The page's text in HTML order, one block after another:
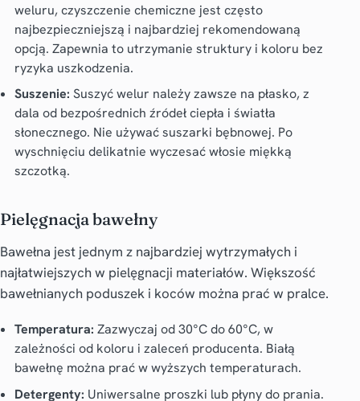
weluru, czyszczenie chemiczne jest często
najbezpieczniejszą i najbardziej rekomendowaną
opcją. Zapewnia to utrzymanie struktury i koloru bez
ryzyka uszkodzenia.
Suszenie: Suszyć welur należy zawsze na płasko, z
dala od bezpośrednich źródeł ciepła i światła
słonecznego. Nie używać suszarki bębnowej. Po
wyschnięciu delikatnie wyczesać włosie miękką
szczotką.
Pielęgnacja bawełny
Bawełna jest jednym z najbardziej wytrzymałych i
najłatwiejszych w pielęgnacji materiałów. Większość
bawełnianych poduszek i koców można prać w pralce.
Temperatura: Zazwyczaj od 30°C do 60°C, w
zależności od koloru i zaleceń producenta. Białą
bawełnę można prać w wyższych temperaturach.
Detergenty: Uniwersalne proszki lub płyny do prania.